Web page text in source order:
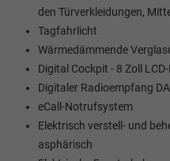
den Türverkleidungen,
Tagfahrlicht
Wärmedämmende
Digital Cockpit - 8 Zoll
Digitaler Radioempfang
eCall-Notrufsystem
Elektrisch verstell- und
asphärisch